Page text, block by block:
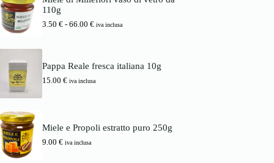
3
5
a
6
€
z
o
3
a
110g
3.50 € - 66.00 €F
i
d
z
iva inclusa
Pappa Reale fresca italiana 10g
15.00 € iva inclusa
Miele e Propoli estratto puro 250g
9.00 € iva inclusa